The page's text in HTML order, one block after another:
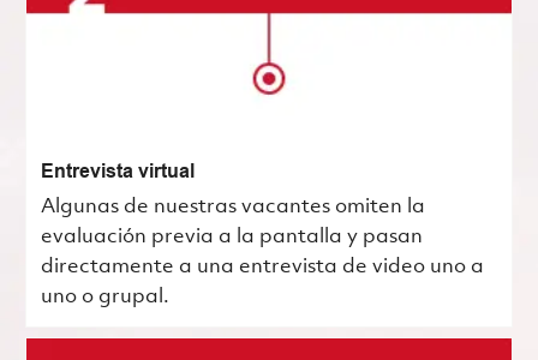
Entrevista virtual
Algunas de nuestras vacantes omiten la
evaluación previa a la pantalla y pasan
directamente a una entrevista de video uno a
uno o grupal.